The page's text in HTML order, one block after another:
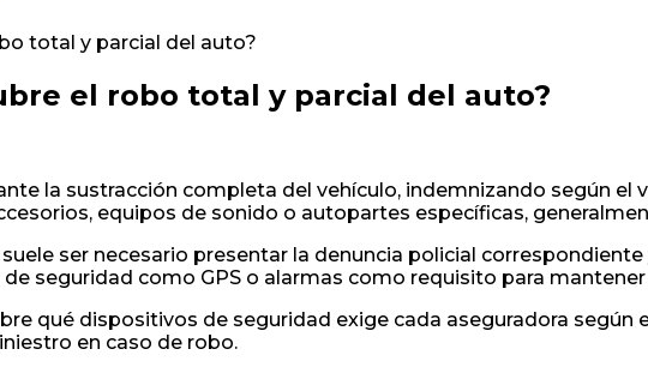
total y parcial del auto?
el robo total y parcial del auto?
la sustracción completa del vehículo, indemnizando según
equipos de sonido o autopartes específicas,
ser necesario presentar la denuncia policial
seguridad como GPS o alarmas como requisito para
qué dispositivos de seguridad exige cada aseguradora
en caso de robo.